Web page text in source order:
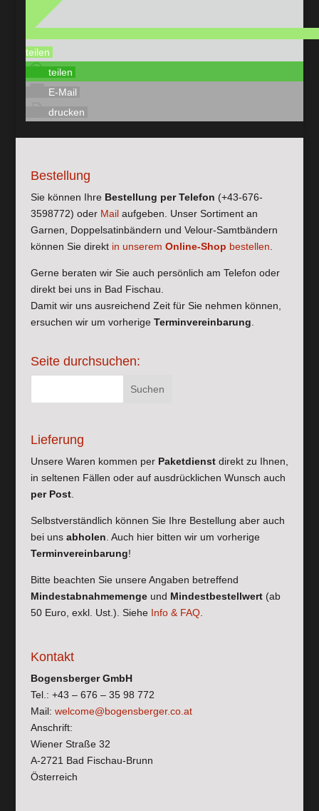
teilen
teilen
E-Mail
drucken
Bestellung
Sie können Ihre Bestellung per Telefon (+43-676-
3598772) oder Mailaufgeben. Unser Sortiment an
Garnen, Doppelsatinbändern und Velour-Samtbändern
können Sie direkt in unserem Online-Shop bestellen
Gerne beraten wir Sie auch persönlich am Telefon oder
direkt bei uns in Bad Fischau.
Damit wir uns ausreichend Zeit für Sie nehmen können,
ersuchen wir um vorherige Terminvereinbarung
Seite durchsuchen:
Lieferung
Unsere Waren kommen per Paketdienstdirekt zu Ihnen,
in seltenen Fällen oder auf ausdrücklichen Wunsch auch
per Post.
Selbstverständlich können Sie Ihre Bestellung aber auch
bei uns abholen . Auch hier bitten wir um vorherige
Terminvereinbarung!
Bitte beachten Sie unsere Angaben betreffend
Mindestabnahmemengeund Mindestbestellwert(ab
50 Euro, exkl. Ust.). Siehe Info & FAQ.
Kontakt
Bogensberger GmbH
Tel.: +43 – 676 – 35 98 772
Mail: welcome@bogensberger.co.at
Anschrift:
Wiener Straße 32
A-2721 Bad Fischau-Brunn
Österreich